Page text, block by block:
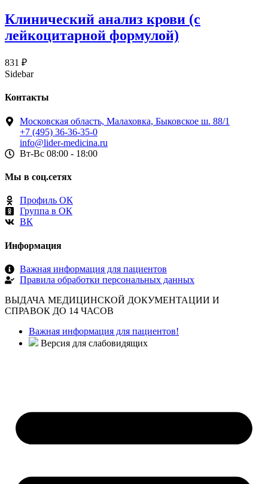
Клинический анализ крови (c
лейкоцитарной формулой)
831 ₽
Sidebar
Контакты
Московская область, Малаховка, Быковское ш. 88/1
+7 (495) 36-36-35-0
info@lider-medicina.ru
Вт-Вс 08:00 - 18:00
Мы в соц.сетях
Профиль ОК
Группа в ОК
ВК
Информация
Важная информация для пациентов
Правила обработки персональных данных
ВЫДАЧА МЕДИЦИНСКОЙ ДОКУМЕНТАЦИИ И
СПРАВОК ДО 14 ЧАСОВ
Важная информация для пациентов!
Версия для слабовидящих